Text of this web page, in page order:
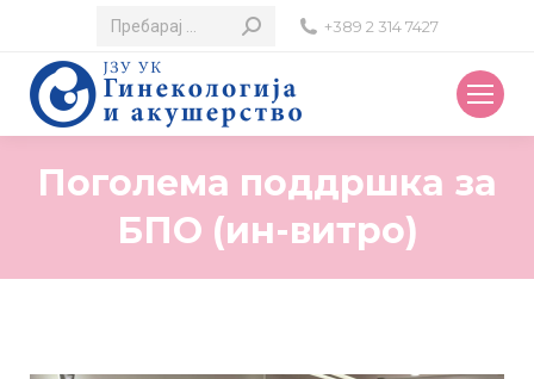
Search:
+389 2 314 7427
Поголема поддршка за
БПО (ин-витро)